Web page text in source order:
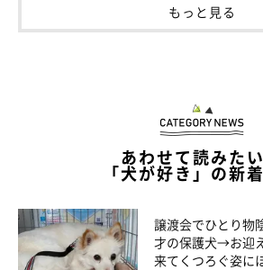
もっと見る
あわせて読みたい
「犬が好き」の新
譲渡会でひとり物
才の保護犬→お迎
来てくつろぐ姿に